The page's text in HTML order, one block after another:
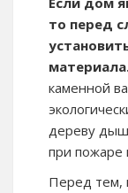
то перед
каменной
дереву
при пожаре
Перед тем,